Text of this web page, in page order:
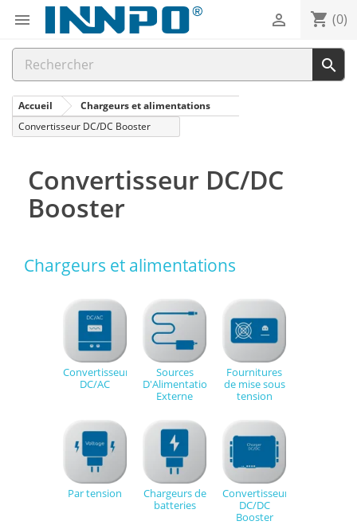
 shopping_cart (0)


Accueil
Chargeurs et alimentations
Convertisseur DC/DC Booster
Convertisseur DC/DC
Booster
Chargeurs et alimentations
Convertisseurs
DC/AC
Sources
D'Alimentation
Externe
Fournitures
de mise sous
tension
Par tension
Chargeurs de
batteries
Convertisseur
DC/DC
Booster